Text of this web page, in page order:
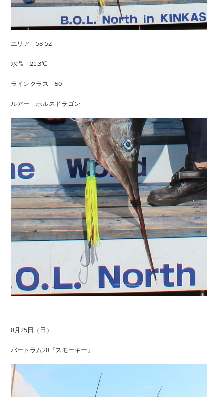
エリア 58-52
水温 25.3℃
ラインクラス 50
ルアー ホルスドラゴン
8月25日（日）
バートラム28『スモーキー』